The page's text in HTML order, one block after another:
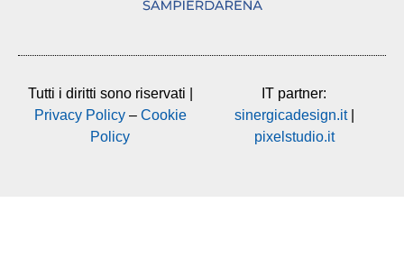
Tutti i diritti sono riservati |
Privacy Policy– Cookie
Policy
IT partner:
sinergicadesign.it|
pixelstudio.it